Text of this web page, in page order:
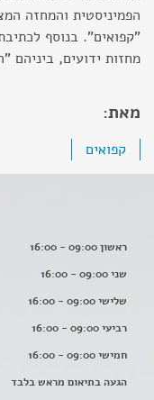
הפמיניסטית והמחזה
"קפואים". בנוסף
מחזות ידועים, ביניהם
מאת:
קפואים
ראשון 09:00 - 16:00
שני 09:00 - 16:00
שלישי 09:00 - 16:00
רביעי 09:00 - 16:00
חמישי 09:00 - 16:00
הגעה בתיאום מראש בלבד